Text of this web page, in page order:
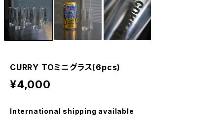
CURRY TOミニグラス(6pcs)
¥4,000
International shipping available